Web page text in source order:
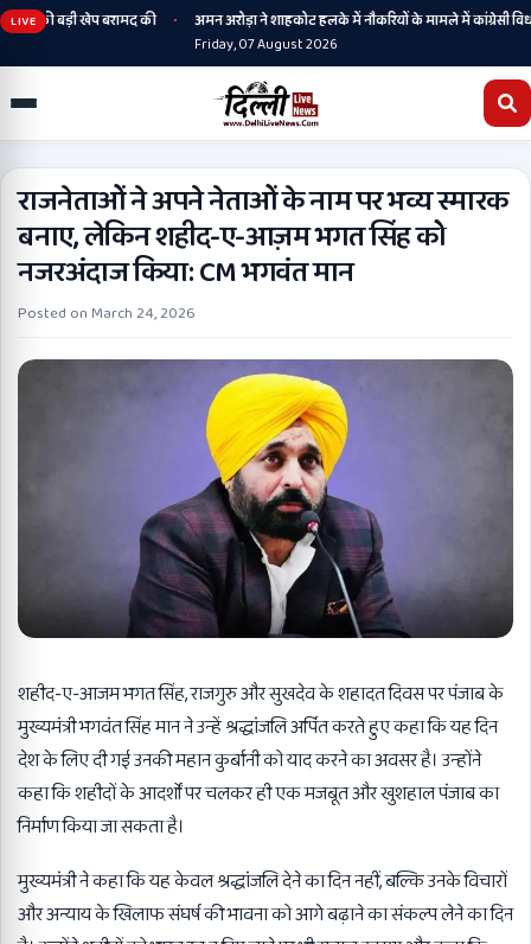
LIVEकी बड़ी खेप बरामद की •
अमन अरोड़ा ने शाहकोट हलके में नौकरियों के मामले में कांग्रेसी
Friday, 07 August 2026
राजनेताओं ने अपने नेताओं के नाम पर भव्य स्मारक
बनाए, लेकिन शहीद-ए-आज़म भगत सिंह को
नजरअंदाज किया: CM भगवंत मान
Posted on March 24, 2026
शहीद-ए-आजम भगत सिंह, राजगुरु और सुखदेव के शहादत दिवस पर पंजाब के
मुख्यमंत्री भगवंत सिंह मान ने उन्हें श्रद्धांजलि अर्पित करते हुए कहा कि यह दिन
देश के लिए दी गई उनकी महान कुर्बानी को याद करने का अवसर है। उन्होंने
कहा कि शहीदों के आदर्शों पर चलकर ही एक मजबूत और खुशहाल पंजाब का
निर्माण किया जा सकता है।
मुख्यमंत्री ने कहा कि यह केवल श्रद्धांजलि देने का दिन नहीं, बल्कि उनके विचारों
और अन्याय के खिलाफ संघर्ष की भावना को आगे बढ़ाने का संकल्प लेने का दिन